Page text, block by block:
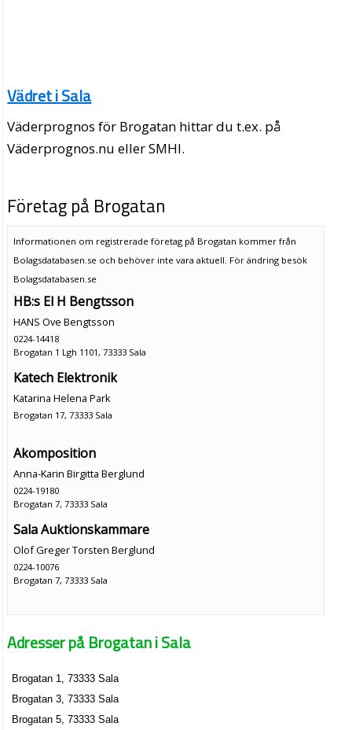
Vädret i Sala
Väderprognos för Brogatan hittar du t.ex. på
Väderprognos.nu eller SMHI.
Företag på Brogatan
Informationen om registrerade företag på Brogatan kommer från
Bolagsdatabasen.se och behöver inte vara aktuell. För ändring besök
Bolagsdatabasen.se
HB:s El H Bengtsson
HANS Ove Bengtsson
0224-14418
Brogatan 1 Lgh 1101, 73333 Sala
Katech Elektronik
Katarina Helena Park
Brogatan 17, 73333 Sala
Akomposition
Anna-Karin Birgitta Berglund
0224-19180
Brogatan 7, 73333 Sala
Sala Auktionskammare
Olof Greger Torsten Berglund
0224-10076
Brogatan 7, 73333 Sala
Adresser på Brogatan i Sala
Brogatan 1, 73333 Sala
Brogatan 3, 73333 Sala
Brogatan 5, 73333 Sala